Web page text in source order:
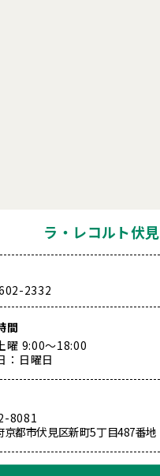
ラ・レコルト伏見
2332
間
曜 9:00～18:00
：日曜日
8081
京都市伏見区新町5丁目487番地